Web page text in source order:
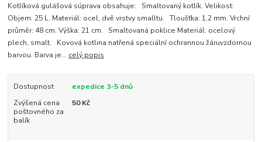
Kotlíková gulášová súprava obsahuje: Smaltovaný kotlík. Velikost:
Objem: 25 L. Materiál: ocel, dvě vrstvy smalltu. Tloušťka: 1,2 mm. Vrchní
průměr: 48 cm. Výška: 21 cm. Smaltovaná poklice Materiál: ocelový
plech, smalt. Kovová kotlina natřená speciální ochrannou žáruvzdornou
barvou. Barva je... celý popis
Dostupnost
expedice 3-5 dnů
Zvýšená cena
poštovného za
balík
50 Kč